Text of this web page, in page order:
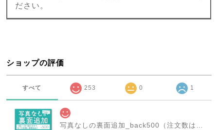
ださい。
ショップの評価
すべて 253 0 1